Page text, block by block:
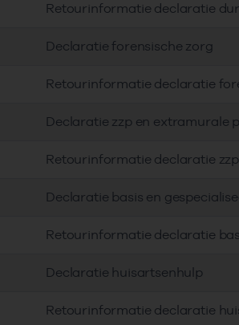
Retourinformatie declaratie
Declaratie forensische zorg
Retourinformatie declaratie
Declaratie zzp en extramurale
Retourinformatie declaratie
Declaratie basis en
Retourinformatie declaratie
Declaratie huisartsenhulp
Retourinformatie declaratie